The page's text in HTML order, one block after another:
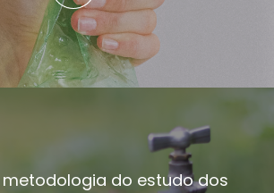
metodologia do estudo dos